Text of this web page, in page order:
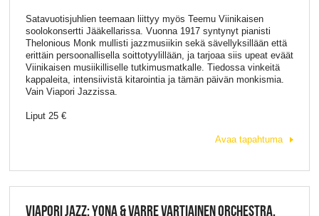
Satavuotisjuhlien teemaan liittyy myös Teemu Viinikaisen
soolokonsertti Jääkellarissa. Vuonna 1917 syntynyt pianisti
Thelonious Monk mullisti jazzmusiikin sekä sävellyksillään että
erittäin persoonallisella soittotyylillään, ja tarjoaa siis upeat eväät
Viinikaisen musiikilliselle tutkimusmatkalle. Tiedossa vinkeitä
kappaleita, intensiivistä kitarointia ja tämän päivän monkismia.
Vain Viapori Jazzissa.
Liput 25 €
Avaa tapahtuma
VIAPORI JAZZ: YONA & VARRE VARTIAINEN ORCHESTRA,